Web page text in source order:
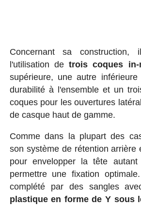
Concernant sa construction,
l'utilisation detrois coques in-
supérieure, une autre
durabilité à l'ensemble et un
coques pour les ouvertures
de casque haut de gamme.
Comme dans la plupart des
son système de rétention arrière
pour envelopper la tête
permettre une fixation
complété par des sangles
plastique en forme de Y sous